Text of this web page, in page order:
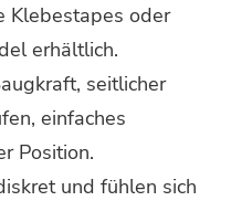
Klebestapes oder
erhältlich.
seitlicher
einfaches
Position.
und fühlen sich